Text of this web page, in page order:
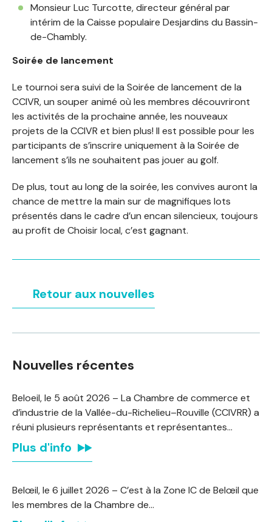
Monsieur Luc Turcotte, directeur général par
intérim de la Caisse populaire Desjardins du Bassin-
de-Chambly.
Soirée de lancement
Le tournoi sera suivi de la Soirée de lancement de la
CCIVR, un souper animé où les membres découvriront
les activités de la prochaine année, les nouveaux
projets de la CCIVR et bien plus! Il est possible pour les
participants de s’inscrire uniquement à la Soirée de
lancement s’ils ne souhaitent pas jouer au golf.
De plus, tout au long de la soirée, les convives auront la
chance de mettre la main sur de magnifiques lots
présentés dans le cadre d’un encan silencieux, toujours
au profit de Choisir local, c’est gagnant.
Retour aux nouvelles
Nouvelles récentes
Beloeil, le 5 août 2026 – La Chambre de commerce et
d’industrie de la Vallée-du-Richelieu–Rouville (CCIVRR) a
réuni plusieurs représentants et représentantes…
Plus d'info
Belœil, le 6 juillet 2026 – C’est à la Zone IC de Belœil que
les membres de la Chambre de…